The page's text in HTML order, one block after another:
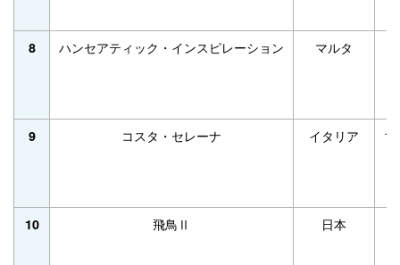
8 ハンセアティック・インスピレーション マルタ
9 コスタ・セレーナ イタリア
10 飛鳥Ⅱ 日本